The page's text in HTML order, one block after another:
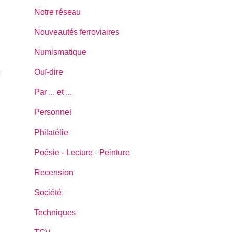
Notre réseau
Nouveautés ferroviaires
Numismatique
Ouï-dire
Par ... et ...
Personnel
Philatélie
Poésie - Lecture - Peinture
Recension
Société
Techniques